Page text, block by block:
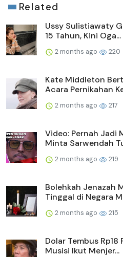
Related
Ussy Sulistiawaty
15 Tahun, Kini Oga...
2 months ago 220
Kate Middleton
Acara Pernikahan
2 months ago 217
Video: Pernah Jadi
Minta Sarwendah
2 months ago 219
Bolehkah Jenazah
Tinggal di Negara
2 months ago 215
Dolar Tembus Rp18
Musisi Ikut Menjer...